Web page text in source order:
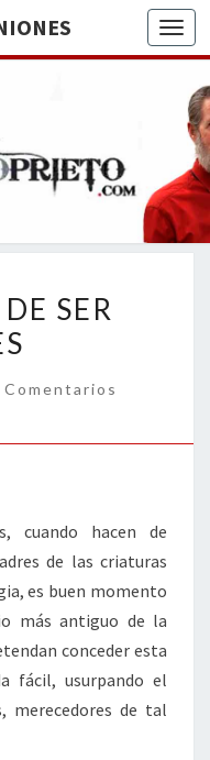
DE
BREVE
VITAL Y
SER
Comentarios
cuando hacen de
de las criaturas
es buen momento
más antiguo de la
conceder esta
fácil, usurpando el
merecedores de tal